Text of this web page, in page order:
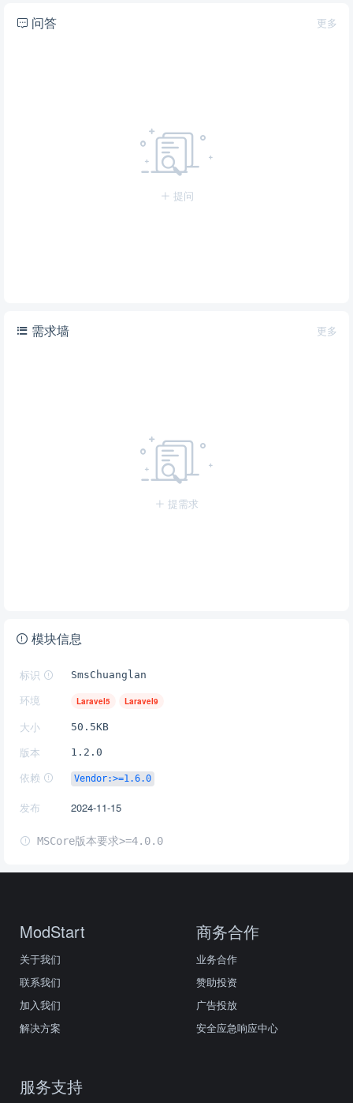
更多
问答
提问
更多
需求墙
提需求
模块信息
标识 SmsChuanglan
环境 Laravel5 Laravel9
大小 50.5KB
版本 1.2.0
依赖 Vendor:>=1.6.0
发布 2024-11-15
MSCore版本要求>=4.0.0
ModStart
关于我们
联系我们
加入我们
解决方案
商务合作
业务合作
赞助投资
广告投放
安全应急响应中心
服务支持